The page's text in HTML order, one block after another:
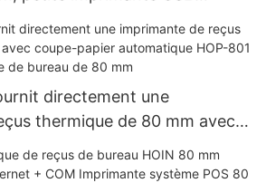
Android, offre
directement une
thermique de 80 mm avec
HOP-801 Imprimante
de 80 mm